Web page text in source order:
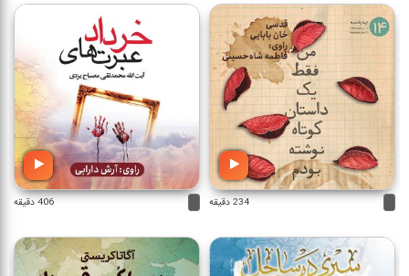
234 دقیقه 406 دقیقه